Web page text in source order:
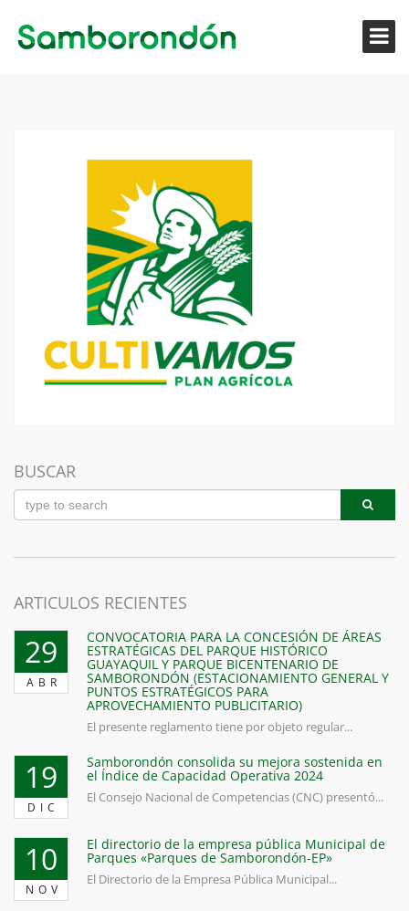
BUSCAR
ARTICULOS RECIENTES
29
ABR
CONVOCATORIA PARA LA CONCESIÓN DE ÁREAS
ESTRATÉGICAS DEL PARQUE HISTÓRICO
GUAYAQUIL Y PARQUE BICENTENARIO DE
SAMBORONDÓN (ESTACIONAMIENTO GENERAL Y
PUNTOS ESTRATÉGICOS PARA
APROVECHAMIENTO PUBLICITARIO)
El presente reglamento tiene por objeto regular...
19
DIC
Samborondón consolida su mejora sostenida en
el Índice de Capacidad Operativa 2024
El Consejo Nacional de Competencias (CNC) presentó...
10
NOV
El directorio de la empresa pública Municipal de
Parques «Parques de Samborondón-EP»
El Directorio de la Empresa Pública Municipal...